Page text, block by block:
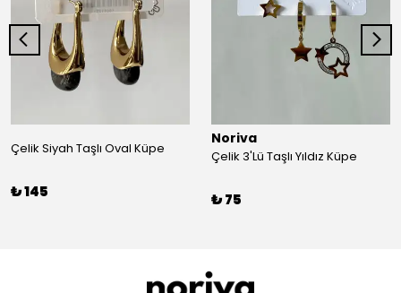
Çelik Siyah Taşlı Oval Küpe
₺ 145
Noriva
Çelik 3'Lü Taşlı Yıldız Küpe
₺ 75